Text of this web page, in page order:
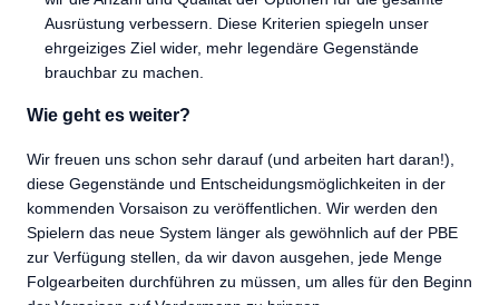
Ausrüstung verbessern. Diese Kriterien spiegeln unser
ehrgeiziges Ziel wider, mehr legendäre Gegenstände
brauchbar zu machen.
Wie geht es weiter?
Wir freuen uns schon sehr darauf (und arbeiten hart daran!),
diese Gegenstände und Entscheidungsmöglichkeiten in der
kommenden Vorsaison zu veröffentlichen. Wir werden den
Spielern das neue System länger als gewöhnlich auf der PBE
zur Verfügung stellen, da wir davon ausgehen, jede Menge
Folgearbeiten durchführen zu müssen, um alles für den Beginn